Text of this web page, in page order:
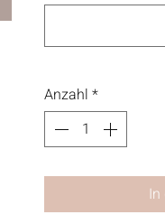
Anzahl *
In